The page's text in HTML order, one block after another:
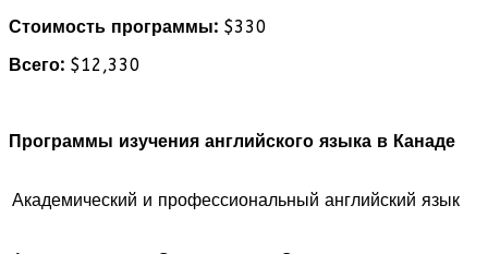
Стоимость программы: $330
Всего: $12,330
Программы изучения английского языка в Канаде
Академический и профессиональный английский язык